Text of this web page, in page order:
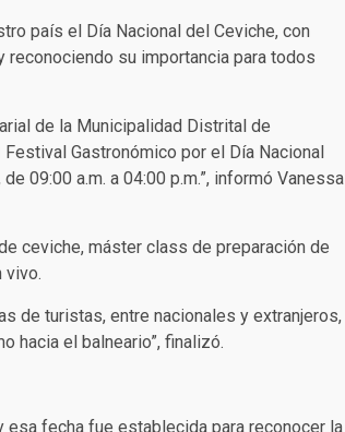
país el Día Nacional del Ceviche, con
su importancia para todos
de la Municipalidad Distrital de
Festival Gastronómico por el Día Nacional
09:00 a.m. a 04:00 p.m.”, informó Vanessa
ceviche, máster class de preparación de
vivo.
de turistas, entre nacionales y extranjeros,
hacia el balneario”, finalizó.
esa fecha fue establecida para reconocer la